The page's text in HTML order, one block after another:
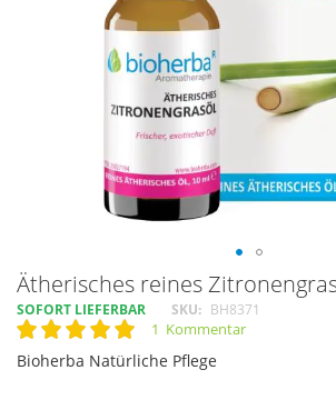
Ätherisches reines
SOFORT LIEFERBAR SKU BH8371
Rating: 1 Kommentar
Bioherba Natürliche Pflege
Skip
to
the
beginning
of